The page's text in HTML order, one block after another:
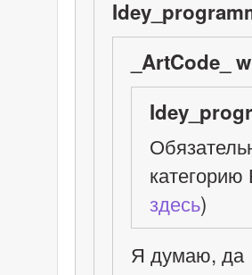
_ArtCode_
здесь)
Я думаю, да